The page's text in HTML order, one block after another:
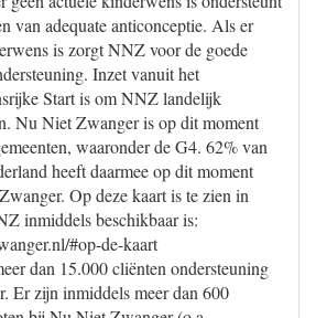
van adequate anticonceptie. Als er
is zorgt NNZ voor de goede
Inzet vanuit het
Start is om NNZ landelijk
Nu Niet Zwanger is op dit moment
waaronder de G4. 62% van
heeft daarmee op dit moment
Op deze kaart is te zien in
inmiddels beschikbaar is:
#op-de-kaart
dan 15.000 cliënten ondersteuning
Er zijn inmiddels meer dan 600